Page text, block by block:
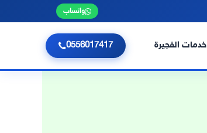
واتساب
خدمات الفجيرة 0556017417